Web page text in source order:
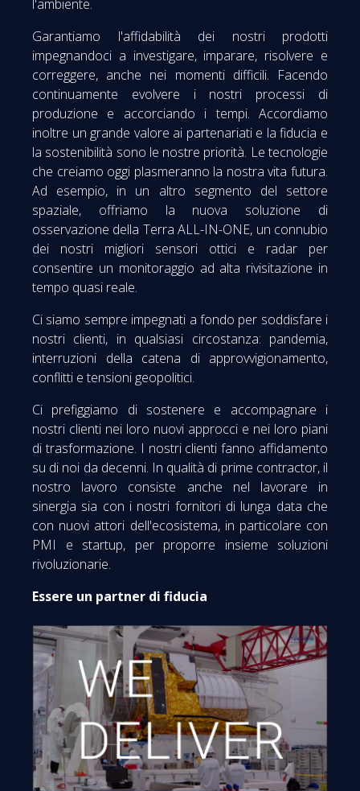
l'ambiente.
Garantiamo l'affidabilità dei nostri prodotti
impegnandoci a investigare, imparare, risolvere e
correggere, anche nei momenti difficili. Facendo
continuamente evolvere i nostri processi di
produzione e accorciando i tempi. Accordiamo
inoltre un grande valore ai partenariati e la fiducia e
la sostenibilità sono le nostre priorità. Le tecnologie
che creiamo oggi plasmeranno la nostra vita futura.
Ad esempio, in un altro segmento del settore
spaziale, offriamo la nuova soluzione di
osservazione della Terra ALL-IN-ONE, un connubio
dei nostri migliori sensori ottici e radar per
consentire un monitoraggio ad alta rivisitazione in
tempo quasi reale.
Ci siamo sempre impegnati a fondo per soddisfare i
nostri clienti, in qualsiasi circostanza: pandemia,
interruzioni della catena di approvvigionamento,
conflitti e tensioni geopolitici.
Ci prefiggiamo di sostenere e accompagnare i
nostri clienti nei loro nuovi approcci e nei loro piani
di trasformazione. I nostri clienti fanno affidamento
su di noi da decenni. In qualità di prime contractor, il
nostro lavoro consiste anche nel lavorare in
sinergia sia con i nostri fornitori di lunga data che
con nuovi attori dell'ecosistema, in particolare con
PMI e startup, per proporre insieme soluzioni
rivoluzionarie.
Essere un partner di fiducia